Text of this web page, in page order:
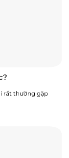
rất thường gặp